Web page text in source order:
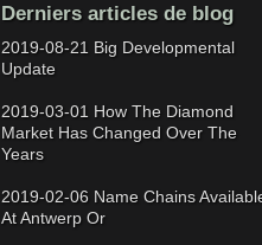
Derniers articles de blog
2019-08-21 Big Developmental
Update
2019-03-01 How The Diamond
Market Has Changed Over The
Years
2019-02-06 Name Chains
At Antwerp Or